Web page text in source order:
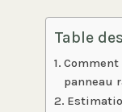
Table
panneau